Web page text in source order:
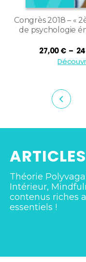
Congrès 2018 – «
de psychologie
27,00€ –
Théorie
Intérieur,
contenus riches
essentiels !